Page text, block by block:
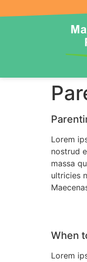
Lorem
nostrud
massa
ultricies
When
Lorem